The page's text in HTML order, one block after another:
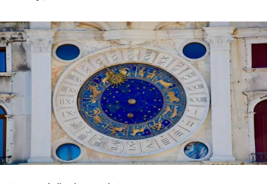
Quem nunca se vestiu de branco na virada do ano ou verificou se
algum horóscopo se alinhava? Sabia que isso não é permitido ao
católico? [cap...
07 / Aug
Espiritualidade